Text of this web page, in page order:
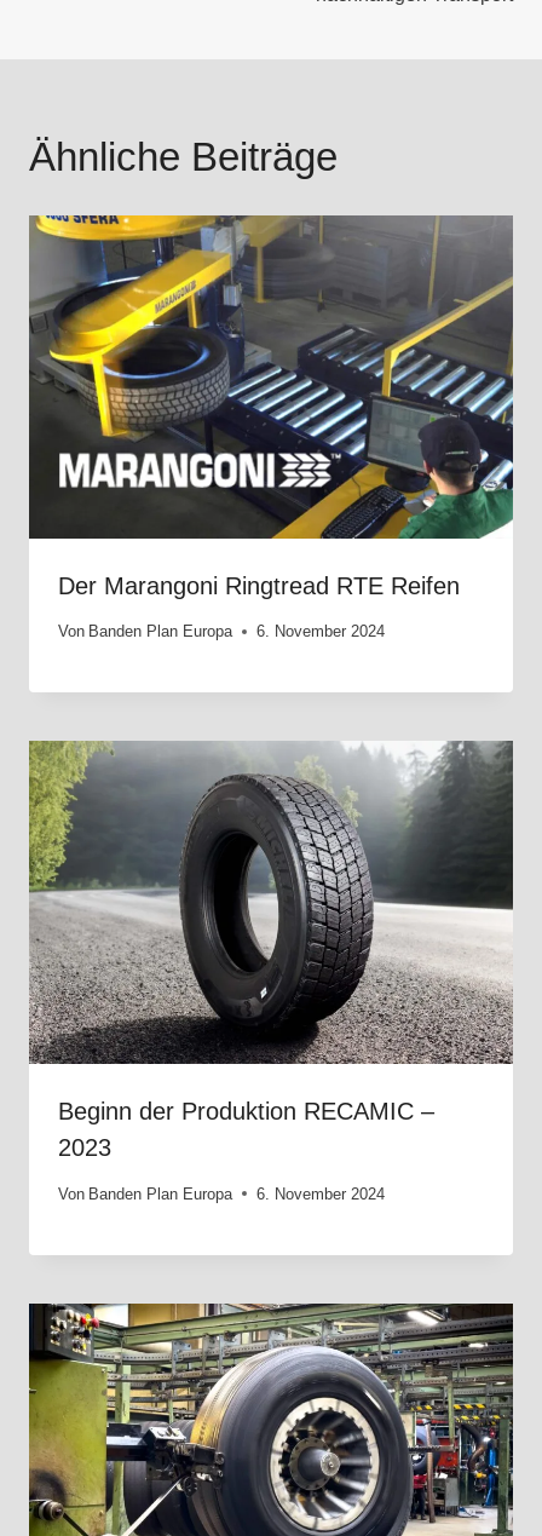
Ähnliche Beiträge
Der Marangoni Ringtread RTE Reifen
Von Banden Plan Europa 6. November 2024
Beginn der Produktion RECAMIC –
2023
Von Banden Plan Europa 6. November 2024